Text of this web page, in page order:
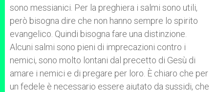
sono messianici. Per la preghiera i salmi sono utili,
però bisogna dire che non hanno sempre lo spirito
evangelico. Quindi bisogna fare una distinzione.
Alcuni salmi sono pieni di imprecazioni contro i
nemici, sono molto lontani dal precetto di Gesù di
amare i nemici e di pregare per loro. È chiaro che per
un fedele è necessario essere aiutato da sussidi, che